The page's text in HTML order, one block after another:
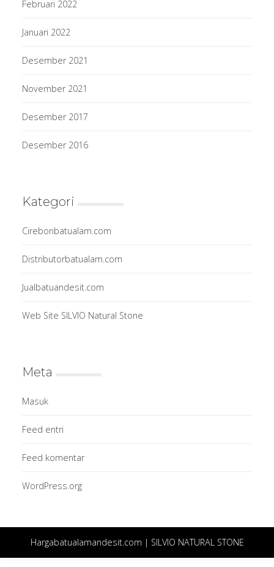
Februari 2022
Januari 2022
Desember 2021
November 2021
Desember 2017
Desember 2016
Kategori
Cirebonbatualam.com
Distributorbatualam.com
Jualbatuandesit.com
Web Site SILVIO Natural Stone
Meta
Masuk
Feed entri
Feed komentar
WordPress.org
Hargabatualamandesit.com | SILVIO NATURAL STONE